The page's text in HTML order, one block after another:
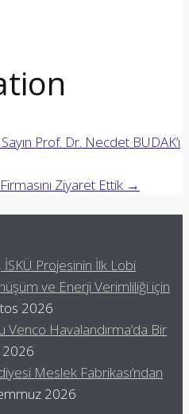
Prof. Dr. Necdet BUDAK’ı
Ziyaret Ettik →
Projesinin İlk Lobi
ve Enerji Verimliliği için
2026
Venco Havalandırma’da Bir
2026
Meslek Fabrikası’ndan
2026